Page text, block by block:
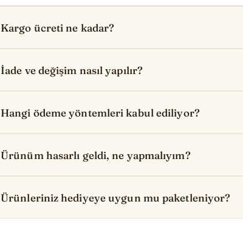
Kargo ücreti ne kadar?
İade ve değişim nasıl yapılır?
Hangi ödeme yöntemleri kabul ediliyor?
Ürünüm hasarlı geldi, ne yapmalıyım?
Ürünleriniz hediyeye uygun mu paketleniyor?